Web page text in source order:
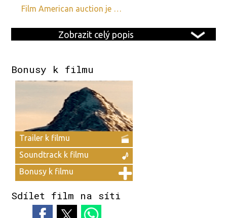
film American auction je …
Zobrazit celý popis
Bonusy k filmu
Trailer k filmu
Soundtrack k filmu
Bonusy k filmu
Sdílet film na síti